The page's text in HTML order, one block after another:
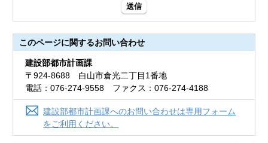
送信
このページに関するお問い合わせ
建設部都市計画課
〒924-8688 白山市倉光二丁目1番地
電話：076-274-9558 ファクス：076-274-4188
建設部都市計画課へのお問い合わせは専用フォーム
をご利用ください。